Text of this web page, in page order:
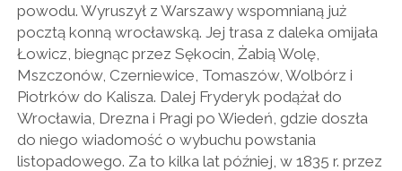
powodu. Wyruszył z Warszawy wspomnianą już
pocztą konną wrocławską. Jej trasa z daleka omijała
Łowicz, biegnąc przez Sękocin, Żabią Wolę,
Mszczonów, Czerniewice, Tomaszów, Wolbórz i
Piotrków do Kalisza. Dalej Fryderyk podążał do
Wrocławia, Drezna i Pragi po Wiedeń, gdzie doszła
do niego wiadomość o wybuchu powstania
listopadowego. Za to kilka lat później, w 1835 r. przez